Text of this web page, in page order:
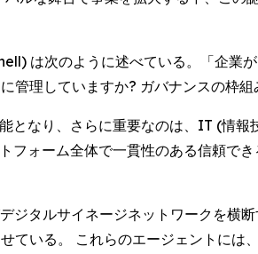
は次のように述べている。「企業
理していますか? ガバナンスの枠
となり、さらに重要なのは、IT (情
フォーム全体で一貫性のある信頼で
タルサイネージネットワークを横
いる。 これらのエージェントには